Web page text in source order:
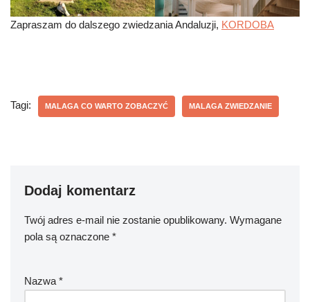
Zapraszam do dalszego zwiedzania Andaluzji, KORDOBA
Tagi: MALAGA CO WARTO ZOBACZYĆ MALAGA ZWIEDZANIE
Dodaj komentarz
Twój adres e-mail nie zostanie opublikowany. Wymagane
pola są oznaczone *
Nazwa *